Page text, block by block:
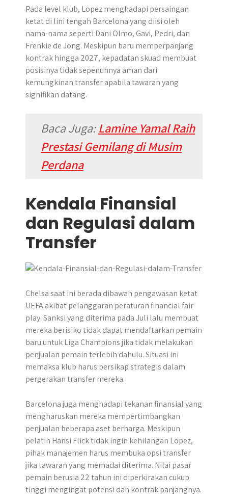
Pada level klub, Lopez menghadapi persaingan
ketat di lini tengah Barcelona yang diisi oleh
nama-nama seperti Dani Olmo, Gavi, Pedri, dan
Frenkie de Jong. Meskipun baru memperpanjang
kontrak hingga 2027, kepadatan skuad membuat
posisinya tidak sepenuhnya aman dari
kemungkinan transfer apabila tawaran yang
signifikan datang.
Baca Juga:Lamine Yamal Raih
Prestasi Gemilang di Musim
Perdana
Kendala Finansial
dan Regulasi dalam
Transfer
Chelsa saat ini berada dibawah pengawasan ketat
UEFA akibat pelanggaran peraturan financial fair
play. Sanksi yang diterima pada Juli lalu membuat
mereka berisiko tidak dapat mendaftarkan pemain
baru untuk Liga Champions jika tidak melakukan
penjualan pemain terlebih dahulu. Situasi ini
memaksa klub harus bersikap strategis dalam
pergerakan transfer mereka.
Barcelona juga menghadapi tekanan finansial yang
mengharuskan mereka mempertimbangkan
penjualan beberapa aset berharga. Meskipun
pelatih Hansi Flick tidak ingin kehilangan Lopez,
pihak manajemen harus membuka opsi transfer
jika tawaran yang memadai diterima. Nilai pasar
pemain berusia 22 tahun ini diperkirakan cukup
tinggi mengingat potensi dan kontrak panjangnya.